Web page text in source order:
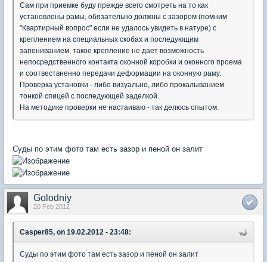
Сам при приемке буду прежде всего смотреть на то как
установлены рамы, обязательно должны с зазором (помним
"Квартирный вопрос" если не удалось увидеть в натуре) с
креплением на специальных скобах и последующим
запениванием, такое крепление не дает возможность
непосредственного контакта оконной коробки и оконного проема
и соотвествненно передачи деформации на оконную раму.
Проверка установки - либо визуально, либо прокалыванием
тонкой спицей с последующей заделкой.
На методике проверки не настаиваю - так делюсь опытом.
Суды по этим фото там есть зазор и пеной он залит
Golodniy
20 Feb 2012
Casper85, on 19.02.2012 - 23:48:
Суды по этим фото там есть зазор и пеной он залит